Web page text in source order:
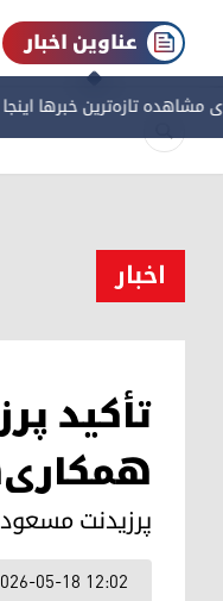
عناوین اخبار
مشاهده‌ تازه‌ترین خبرها
اخبار
تأکید
پرزیدنت مسعود
05-18 12:02